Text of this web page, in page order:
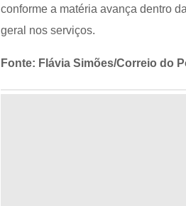
conforme a matéria avança dentro
geral nos serviços.
Fonte: Flávia Simões/Correio do